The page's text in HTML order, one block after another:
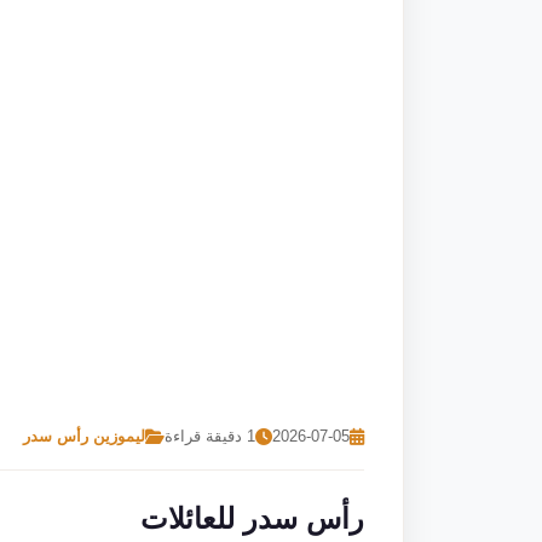
2026-07-05 1 دقيقة قراءة ليموزين رأس سدر
رأس سدر للعائلات